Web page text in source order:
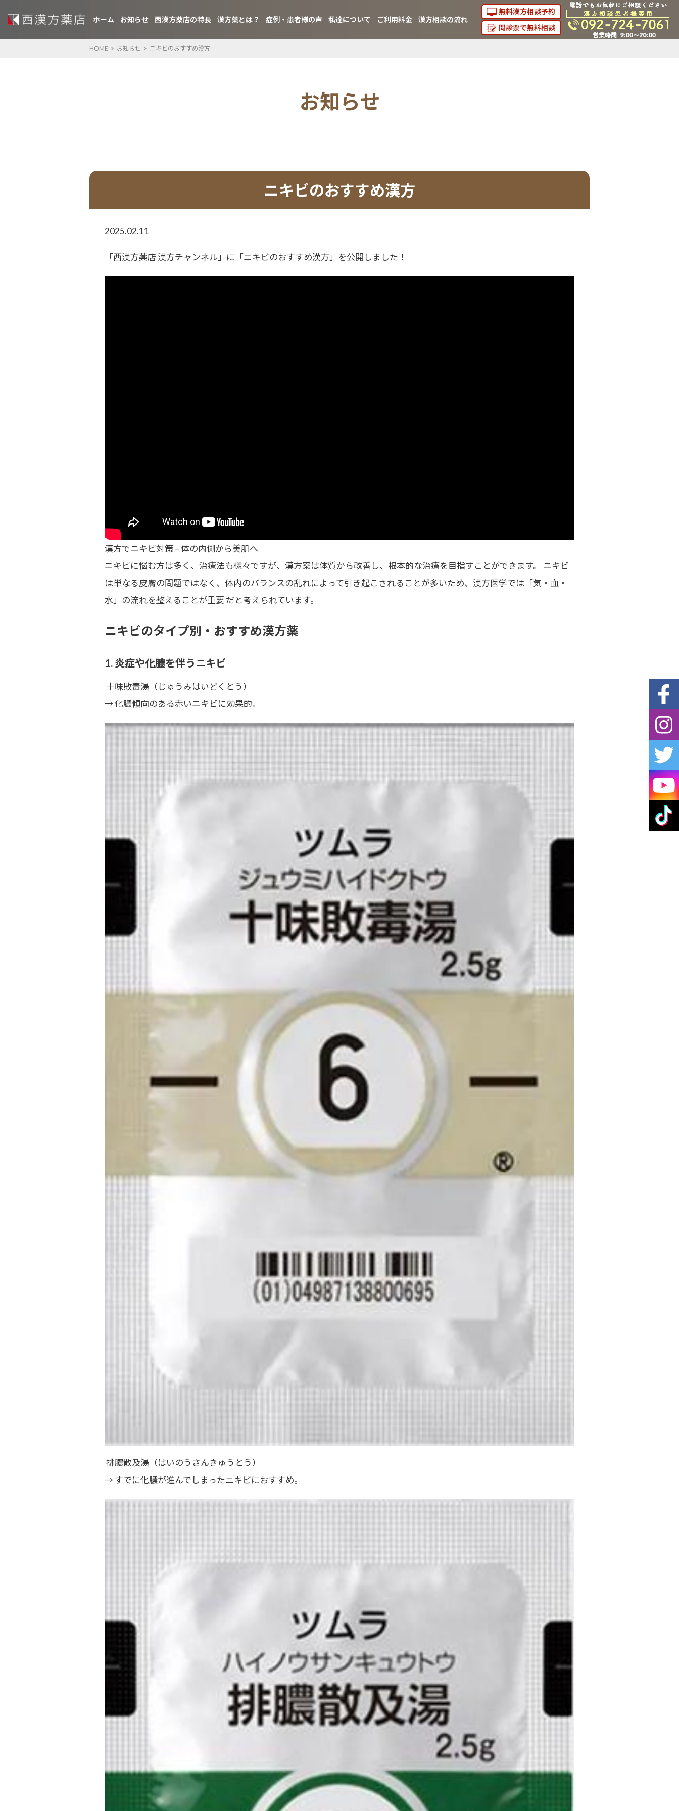
ホーム お知らせ 西漢方薬店の特長 漢方薬とは？ 症例・患者様の声 私達について ご利用料金 漢方相談の流れ
無料漢方相談予約
問診票で無料相談
HOME > お知らせ > ニキビのおすすめ漢方
お知らせ
ニキビのおすすめ漢方
2025.02.11
「西漢方薬店 漢方チャンネル」に「ニキビのおすすめ漢方」を公開しました！
漢方でニキビ対策 – 体の内側から美肌へ
ニキビに悩む方は多く、治療法も様々ですが、 漢方薬は体質から改善し、根本的な治療を目指すことができます。
ニキビ
は単なる皮膚の問題ではなく、体内のバランスの乱れによって引き起こされることが多いため、 漢方医学では「気・血・
水」の流れを整えることが重要だと考えられています。
ニキビのタイプ別・おすすめ漢方薬
1. 炎症や化膿を伴うニキビ
十味敗毒湯（じゅうみはいどくとう）
→ 化膿傾向のある赤いニキビに効果的。
排膿散及湯（はいのうさんきゅうとう）
→ すでに化膿が進んでしまったニキビにおすすめ。